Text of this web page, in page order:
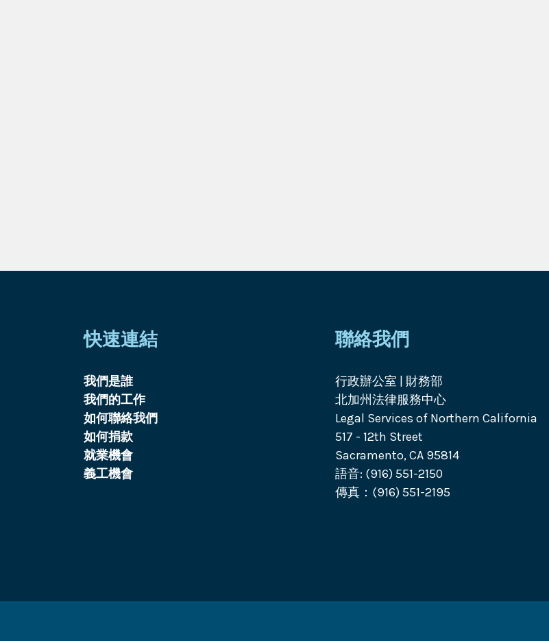
快速連結
我們是誰
我們的工作
如何聯絡我們
如何捐款
就業機會
義工機會
聯絡我們
行政辦公室 | 財務部
北加州法律服務中心
Legal Services of Northern California
517 - 12th Street
Sacramento, CA 95814
語音: (916) 551-2150
傳真：(916) 551-2195